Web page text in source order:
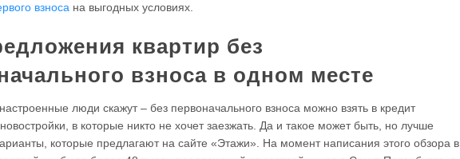
взноса на выгодных условиях.
квартир без
взноса в одном месте
люди скажут – без первоначального взноса можно взять в кредит
в которые никто не хочет заезжать. Да и такое может быть, но лучше
которые предлагают на сайте «Этажи». На момент написания этого обзора в